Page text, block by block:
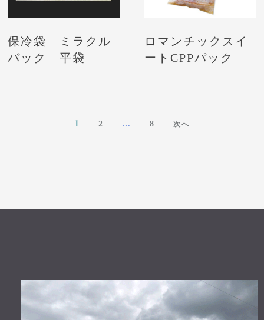
保冷袋 ミラクル
バック 平袋
ロマンチックスイ
ートCPPパック
1 2 … 8 次へ